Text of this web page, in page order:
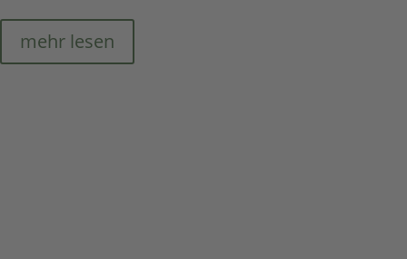
mehr lesen